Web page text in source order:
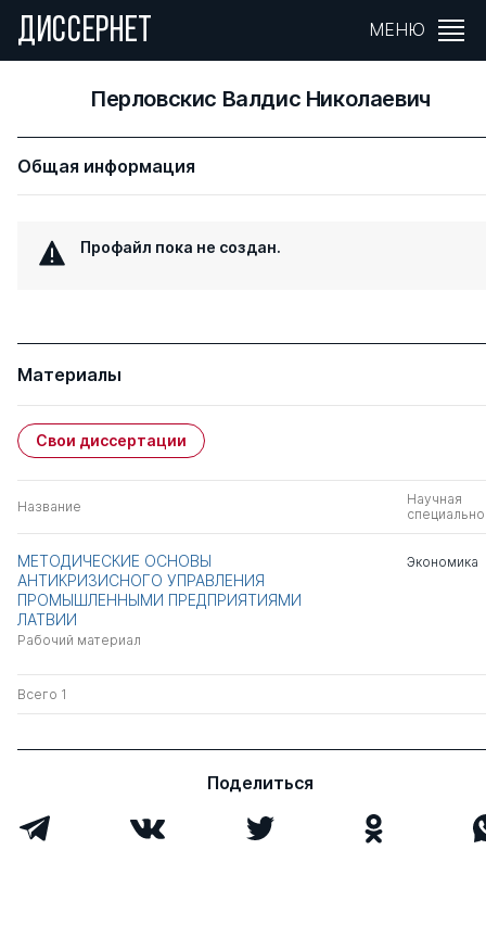
ДИССЕРНЕТ МЕНЮ
Перловскис Валдис Николаевич
Общая информация
Профайл пока не создан.
Материалы
Свои диссертации
Название
Научная
МЕТОДИЧЕСКИЕ ОСНОВЫ
АНТИКРИЗИСНОГО УПРАВЛЕНИЯ
ПРОМЫШЛЕННЫМИ ПРЕДПРИЯТИЯМИ
ЛАТВИИ
Рабочий материал
Экономика
Всего 1
Поделиться